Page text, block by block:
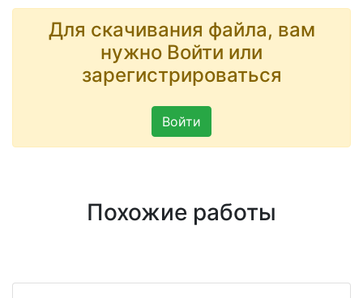
Для скачивания файла, вам
нужно Войти или
зарегистрироваться
Войти
Похожие работы